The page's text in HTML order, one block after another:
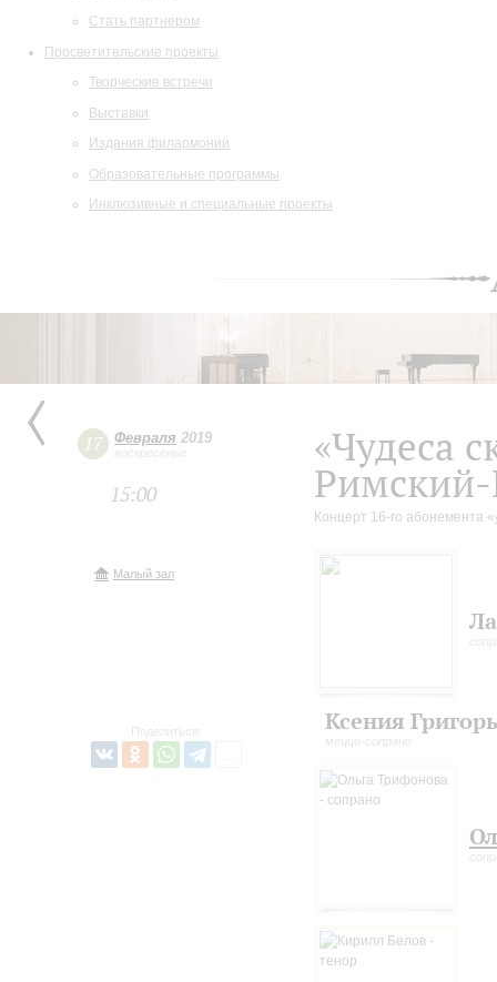
Стать партнером
Просветительские проекты
Творческие встречи
Выставки
Издания филармонии
Образовательные программы
Инклюзивные и специальные проекты
17 Февраля 2019
воскресенье
15:00
Малый зал
Поделиться:
«Чудеса
Римский-
Концерт 16-го абонемента «
Ксения
меццо-сопрано